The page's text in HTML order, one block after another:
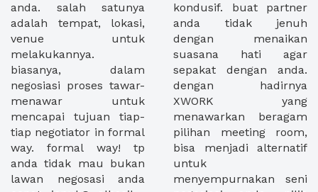
anda. salah satunya
adalah tempat, lokasi,
venue untuk
melakukannya.
biasanya, dalam
negosiasi proses tawar-
menawar untuk
mencapai tujuan tiap-
tiap negotiator in formal
way. formal way! tp
anda tidak mau bukan
lawan negosasi anda
kondusif. buat partner
anda tidak jenuh
dengan menaikan
suasana hati agar
sepakat dengan anda.
dengan hadirnya
XWORK yang
menawarkan beragam
pilihan meeting room,
bisa menjadi alternatif
untuk
menyempurnakan seni